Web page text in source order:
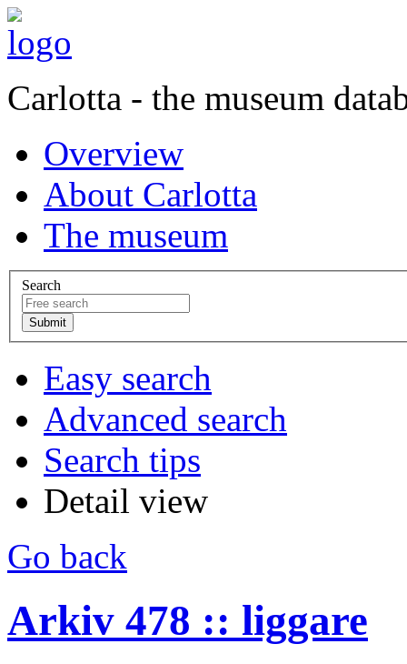
Carlotta - the museum
Overview
About Carlotta
The museum
Search
Easy search
Advanced search
Search tips
Detail view
Go back
Arkiv 478 :: liggare